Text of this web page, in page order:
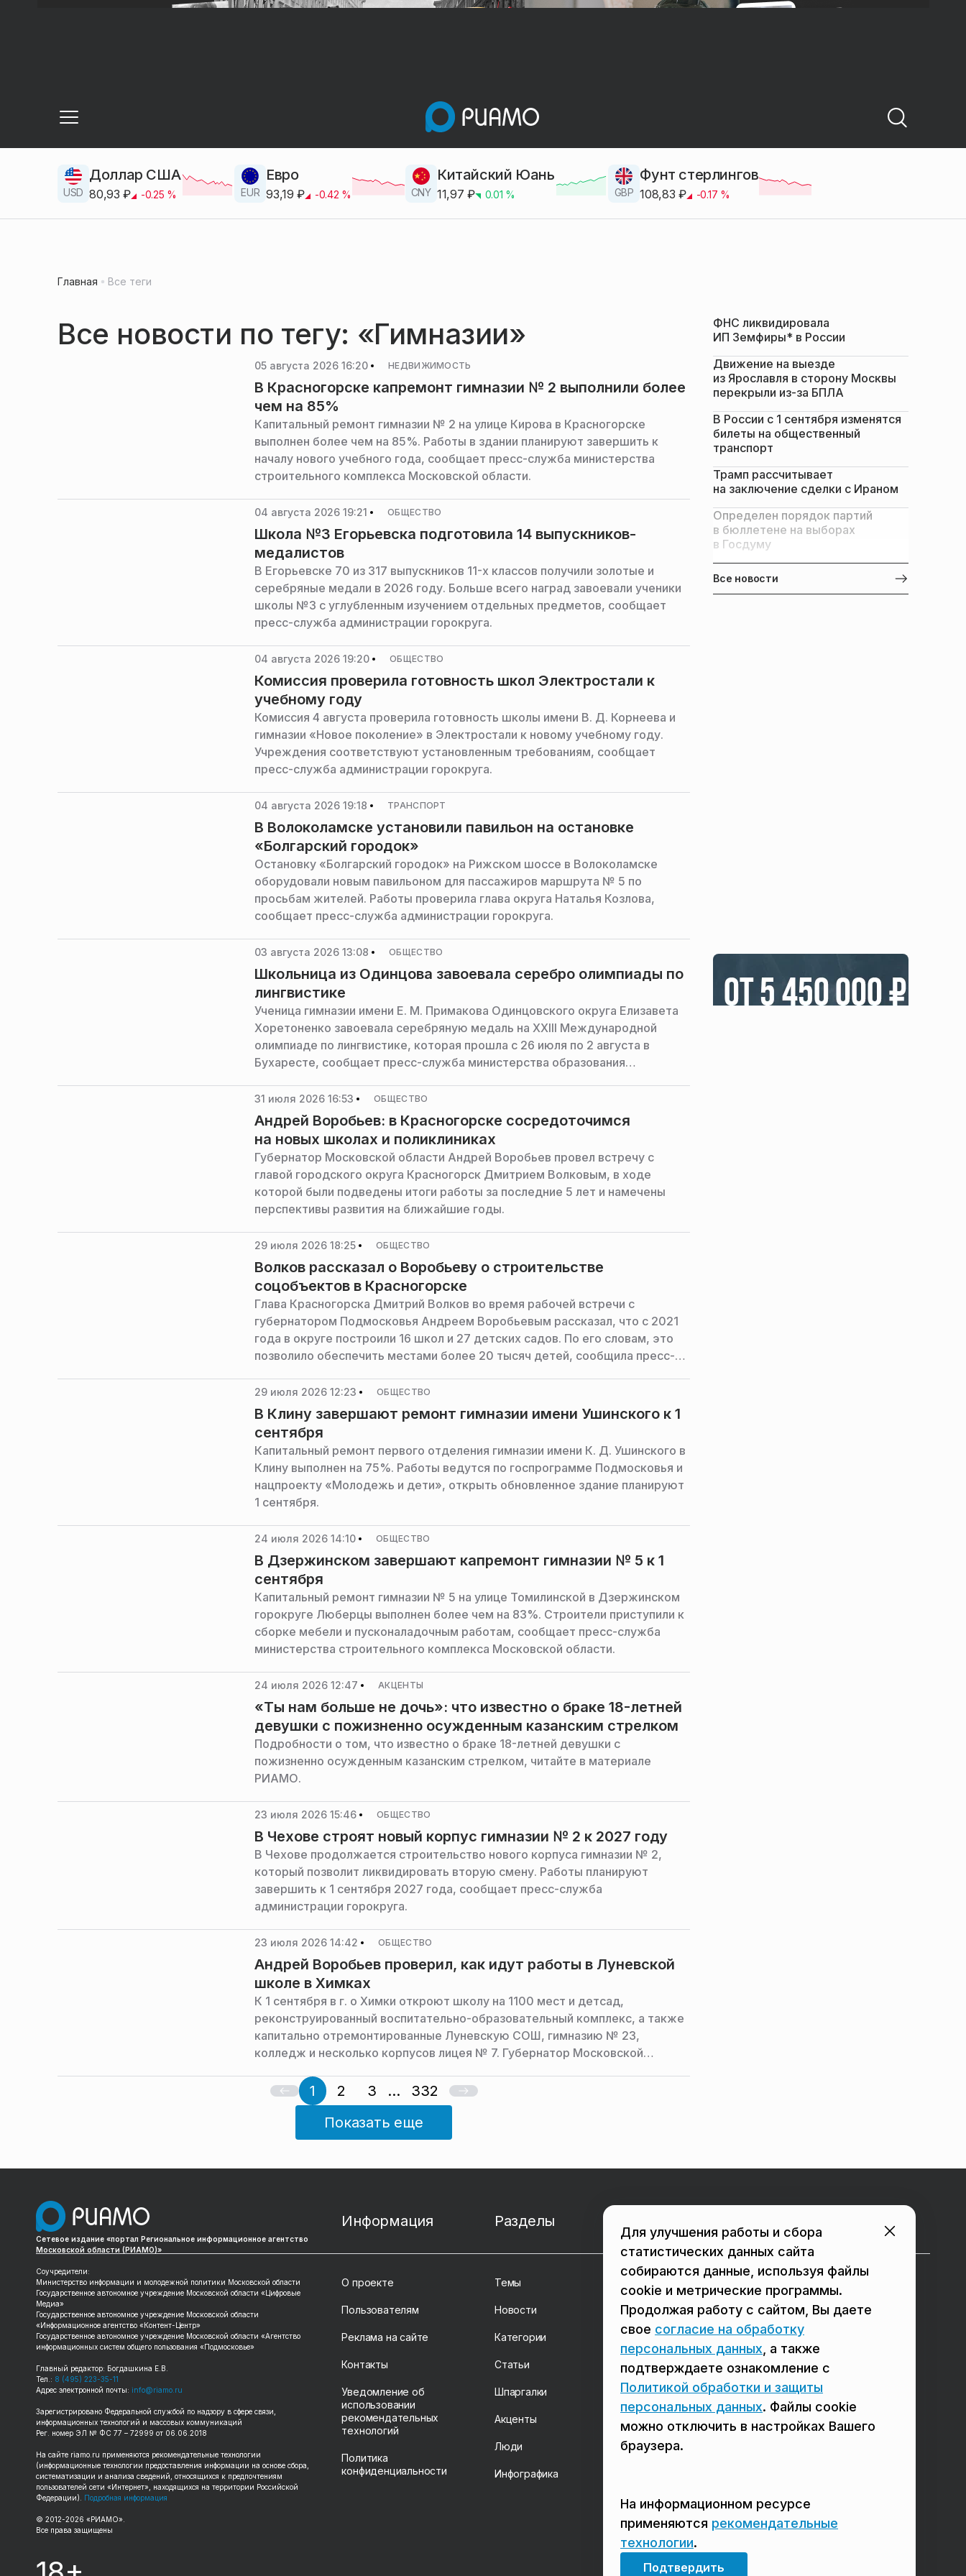
USD
Доллар США
80,93 ₽ -0.25 % EUR
Евро
93,19 ₽ -0.42 % CNY
Китайский Юань
11,97 ₽ 0.01 % GBP
Фунт стерлингов
108,83 ₽ -0.17 %
Главная Все теги
Все новости по тегу: «Гимназии»
05 августа 2026 16:20 НЕДВИЖИМОСТЬ
В Красногорске капремонт гимназии № 2 выполнили более
чем на 85%
Капитальный ремонт гимназии № 2 на улице Кирова в Красногорске
выполнен более чем на 85%. Работы в здании планируют завершить к
началу нового учебного года, сообщает пресс-служба министерства
строительного комплекса Московской области.
04 августа 2026 19:21 ОБЩЕСТВО
Школа №3 Егорьевска подготовила 14 выпускников-
медалистов
В Егорьевске 70 из 317 выпускников 11-х классов получили золотые и
серебряные медали в 2026 году. Больше всего наград завоевали ученики
школы №3 с углубленным изучением отдельных предметов, сообщает
пресс-служба администрации горокруга.
04 августа 2026 19:20 ОБЩЕСТВО
Комиссия проверила готовность школ Электростали к
учебному году
Комиссия 4 августа проверила готовность школы имени В. Д. Корнеева и
гимназии «Новое поколение» в Электростали к новому учебному году.
Учреждения соответствуют установленным требованиям, сообщает
пресс-служба администрации горокруга.
04 августа 2026 19:18 ТРАНСПОРТ
В Волоколамске установили павильон на остановке
«Болгарский городок»
Остановку «Болгарский городок» на Рижском шоссе в Волоколамске
оборудовали новым павильоном для пассажиров маршрута № 5 по
просьбам жителей. Работы проверила глава округа Наталья Козлова,
сообщает пресс-служба администрации горокруга.
03 августа 2026 13:08 ОБЩЕСТВО
Школьница из Одинцова завоевала серебро олимпиады по
лингвистике
Ученица гимназии имени Е. М. Примакова Одинцовского округа Елизавета
Хоретоненко завоевала серебряную медаль на XXIII Международной
олимпиаде по лингвистике, которая прошла с 26 июля по 2 августа в
Бухаресте, сообщает пресс-служба министерства образования
31 июля 2026 16:53 ОБЩЕСТВО
Андрей Воробьев: в Красногорске сосредоточимся
на новых школах и поликлиниках
Губернатор Московской области Андрей Воробьев провел встречу с
главой городского округа Красногорск Дмитрием Волковым, в ходе
которой были подведены итоги работы за последние 5 лет и намечены
перспективы развития на ближайшие годы.
29 июля 2026 18:25 ОБЩЕСТВО
Волков рассказал о Воробьеву о строительстве
соцобъектов в Красногорске
Глава Красногорска Дмитрий Волков во время рабочей встречи с
губернатором Подмосковья Андреем Воробьевым рассказал, что с 2021
года в округе построили 16 школ и 27 детских садов. По его словам, это
позволило обеспечить местами более 20 тысяч детей, сообщила пресс-
29 июля 2026 12:23 ОБЩЕСТВО
В Клину завершают ремонт гимназии имени Ушинского к 1
сентября
Капитальный ремонт первого отделения гимназии имени К. Д. Ушинского в
Клину выполнен на 75%. Работы ведутся по госпрограмме Подмосковья и
нацпроекту «Молодежь и дети», открыть обновленное здание планируют
1 сентября.
24 июля 2026 14:10 ОБЩЕСТВО
В Дзержинском завершают капремонт гимназии № 5 к 1
сентября
Капитальный ремонт гимназии № 5 на улице Томилинской в Дзержинском
горокруге Люберцы выполнен более чем на 83%. Строители приступили к
сборке мебели и пусконаладочным работам, сообщает пресс-служба
министерства строительного комплекса Московской области.
24 июля 2026 12:47 АКЦЕНТЫ
«Ты нам больше не дочь»: что известно о браке 18-летней
девушки с пожизненно осужденным казанским стрелком
Подробности о том, что известно о браке 18-летней девушки с
пожизненно осужденным казанским стрелком, читайте в материале
РИАМО.
23 июля 2026 15:46 ОБЩЕСТВО
В Чехове строят новый корпус гимназии № 2 к 2027 году
В Чехове продолжается строительство нового корпуса гимназии № 2,
который позволит ликвидировать вторую смену. Работы планируют
завершить к 1 сентября 2027 года, сообщает пресс-служба
администрации горокруга.
23 июля 2026 14:42 ОБЩЕСТВО
Андрей Воробьев проверил, как идут работы в Луневской
школе в Химках
К 1 сентября в г. о Химки откроют школу на 1100 мест и детсад,
реконструированный воспитательно-образовательный комплекс, а также
капитально отремонтированные Луневскую СОШ, гимназию № 23,
колледж и несколько корпусов лицея № 7. Губернатор Московской
сообщает пресс-служба губернатора и правительства региона.
1 2 3 ...
332
Показать еще
ФНС ликвидировала
ИП Земфиры* в России
Движение на выезде
из Ярославля в сторону Москвы
перекрыли из-за БПЛА
В России с 1 сентября изменятся
билеты на общественный
транспорт
Трамп рассчитывает
на заключение сделки с Ираном
Определен порядок партий
в бюллетене на выборах
в Госдуму
Все новости
Сетевое издание «портал Региональное информационное агентство
Московской области (РИАМО)»
Соучредители:
Министерство информации и молодежной политики Московской области
Государственное автономное учреждение Московской области «Цифровые
Медиа»
Государственное автономное учреждение Московской области
«Информационное агентство «Контент-Центр»
Государственное автономное учреждение Московской области «Агентство
информационных систем общего пользования «Подмосковье»
Главный редактор: Богдашкина Е.В.
Тел.: 8 (495) 223-35-11
Адрес электронной почты: info@riamo.ru
Зарегистрировано Федеральной службой по надзору в сфере связи,
информационных технологий и массовых коммуникаций
Рег. номер ЭЛ № ФС 77 – 72999 от 06.06.2018
На сайте riamo.ru применяются рекомендательные технологии
(информационные технологии предоставления информации на основе сбора,
систематизации и анализа сведений, относящихся к предпочтениям
пользователей сети «Интернет», находящихся на территории Российской
Федерации).
Подробная информация
© 2012-2026 «РИАМО».
Все права защищены
Информация
О проекте
Пользователям
Реклама на сайте
Контакты
Уведомление об
использовании
рекомендательных
технологий
Политика
конфиденциальности
Разделы
Темы
Новости
Категории
Статьи
Шпаргалки
Акценты
Люди
Инфографика
в Подольске в Люберцах
в Мытищах в Красногорске
в Реутове в Королёве
в Балашихе в Домодедово
в Сергиевом Посаде в Щёлково
Мы в соцсетях
Для улучшения работы и сбора
статистических данных сайта
собираются данные, используя файлы
cookie и метрические программы.
Продолжая работу с сайтом, Вы даете
свое согласие на обработку
персональных данных , а также
подтверждаете ознакомление с
Политикой обработки и защиты
персональных данных. Файлы cookie
можно отключить в настройках Вашего
браузера.
На информационном ресурсе
применяются рекомендательные
технологии.
Подтвердить